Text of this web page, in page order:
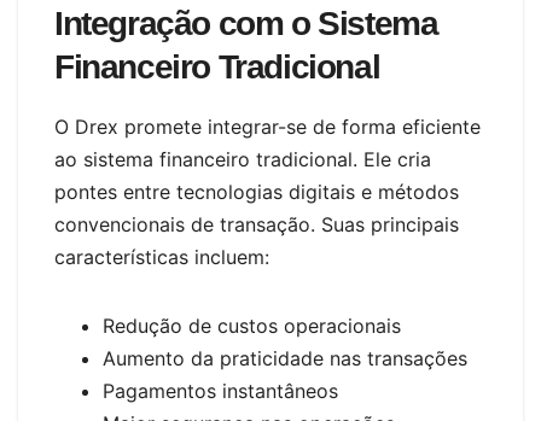
Integração com o Sistema
Financeiro Tradicional
O Drex promete integrar-se de forma eficiente
ao sistema financeiro tradicional. Ele cria
pontes entre tecnologias digitais e métodos
convencionais de transação. Suas principais
características incluem:
Redução de custos operacionais
Aumento da praticidade nas transações
Pagamentos instantâneos